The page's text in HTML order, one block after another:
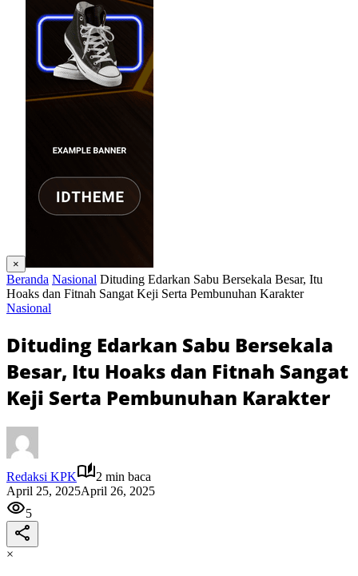
×
Beranda Nasional Dituding Edarkan Sabu Bersekala Besar, Itu
Hoaks dan Fitnah Sangat Keji Serta Pembunuhan Karakter
Nasional
Dituding Edarkan Sabu Bersekala
Besar, Itu Hoaks dan Fitnah Sangat
Keji Serta Pembunuhan Karakter
Redaksi KPK
2 min baca
April 25, 2025April 26, 2025
5
×